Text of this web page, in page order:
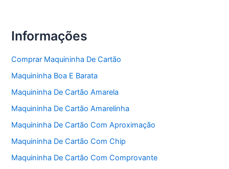
Informações
Comprar Maquininha De Cartão
Maquininha Boa E Barata
Maquininha De Cartão Amarela
Maquininha De Cartão Amarelinha
Maquininha De Cartão Com Aproximação
Maquininha De Cartão Com Chip
Maquininha De Cartão Com Comprovante